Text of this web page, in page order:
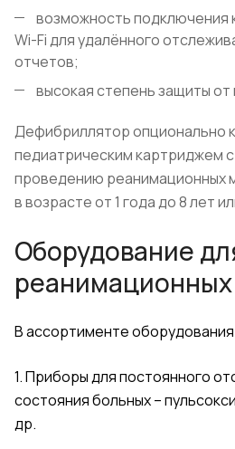
возможность подключения
Wi-Fiдля удалённого
отчетов;
высокая степень защиты от
Дефибриллятор опционально
педиатрическим картриджем
проведению реанимационных
в возрасте от 1 года до 8 лет
Оборудование
В ассортименте
1. Приборы для постоянного
состояния больных –
др.